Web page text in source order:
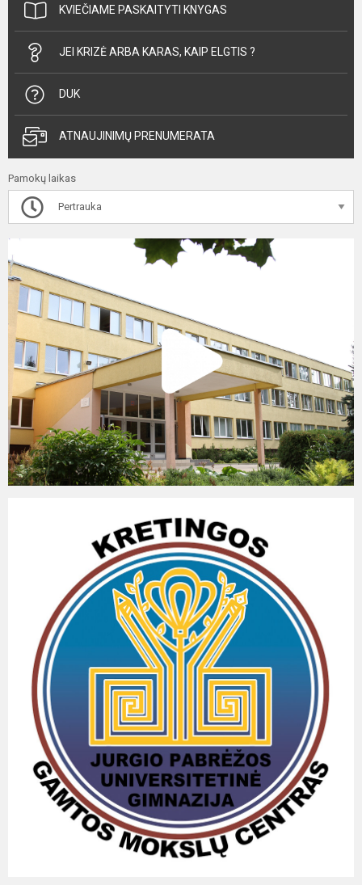
KVIEČIAME PASKAITYTI KNYGAS
JEI KRIZĖ ARBA KARAS, KAIP ELGTIS ?
DUK
ATNAUJINIMŲ PRENUMERATA
Pamokų laikas
Pertrauka